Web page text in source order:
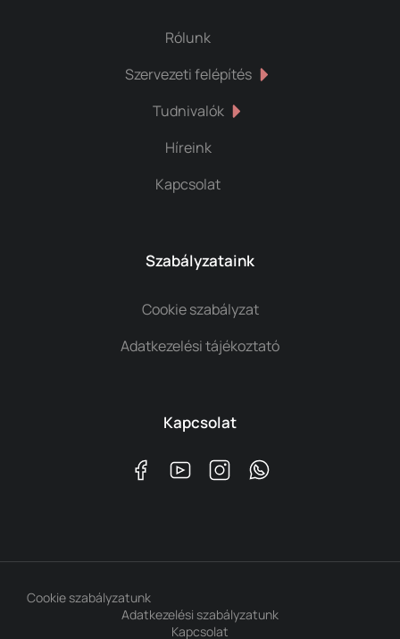
Rólunk
Szervezeti felépítés
Tudnivalók
Híreink
Kapcsolat
Szabályzataink
Cookie szabályzat
Adatkezelési tájékoztató
Kapcsolat
Cookie szabályzatunk
Adatkezelési szabályzatunk
Kapcsolat